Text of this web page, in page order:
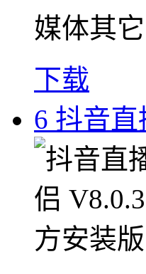
媒体其它
下载
6 抖音直